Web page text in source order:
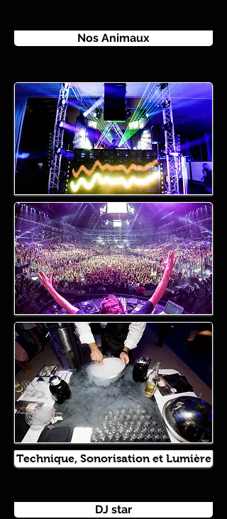
Nos Animaux
Technique, Sonorisation et Lumière
DJ star